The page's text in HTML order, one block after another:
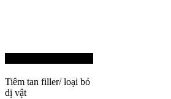
Tiêm tan filler/ loại bỏ
dị vật